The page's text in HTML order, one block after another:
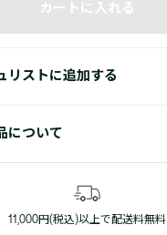
カートに入れる
リストに追加する
について
11,000円(税込)以上で配送料無料